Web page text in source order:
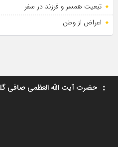
تبعیت همسر و فرزند در سفر
اعراض از وطن
حضرت آیت الله العظمی صافی